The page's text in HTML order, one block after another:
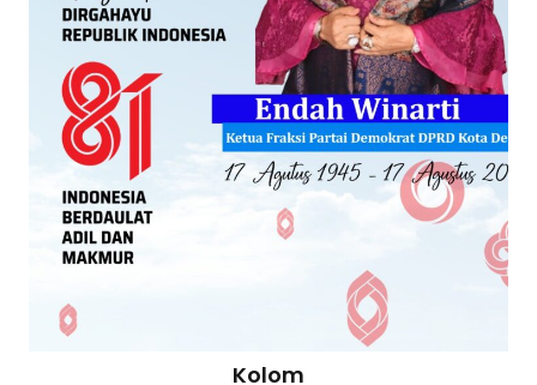
Kolom